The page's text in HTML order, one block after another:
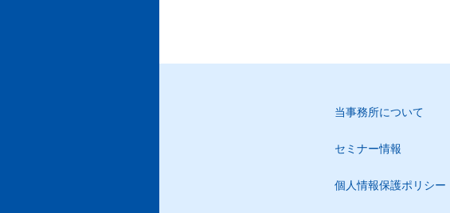
当事務所について
セミナー情報
個人情報保護ポリシー